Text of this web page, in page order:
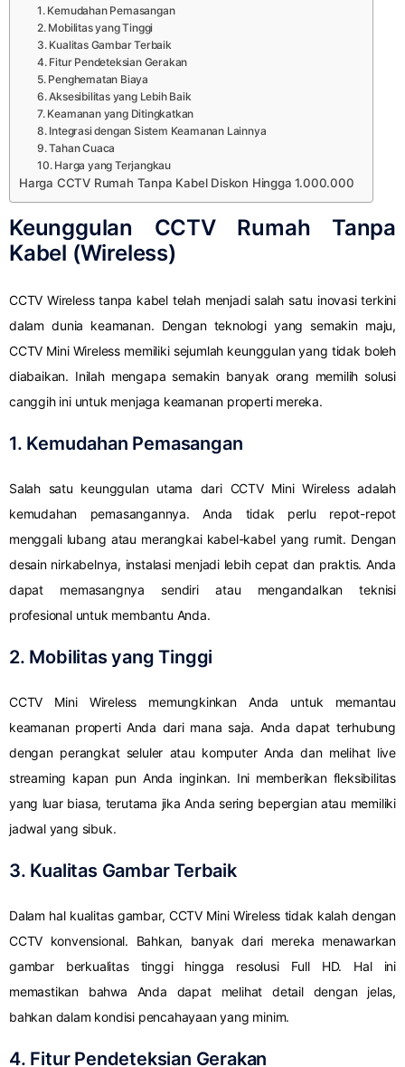
1. Kemudahan Pemasangan
2. Mobilitas yang Tinggi
3. Kualitas Gambar Terbaik
4. Fitur Pendeteksian Gerakan
5. Penghematan Biaya
6. Aksesibilitas yang Lebih Baik
7. Keamanan yang Ditingkatkan
8. Integrasi dengan Sistem Keamanan Lainnya
9. Tahan Cuaca
10. Harga yang Terjangkau
Harga CCTV Rumah Tanpa Kabel Diskon Hingga 1.000.000
Keunggulan CCTV Rumah Tanpa
Kabel (Wireless)
CCTV Wireless tanpa kabel telah menjadi salah satu inovasi terkini
dalam dunia keamanan. Dengan teknologi yang semakin maju,
CCTV Mini Wireless memiliki sejumlah keunggulan yang tidak boleh
diabaikan. Inilah mengapa semakin banyak orang memilih solusi
canggih ini untuk menjaga keamanan properti mereka.
1. Kemudahan Pemasangan
Salah satu keunggulan utama dari CCTV Mini Wireless adalah
kemudahan pemasangannya. Anda tidak perlu repot-repot
menggali lubang atau merangkai kabel-kabel yang rumit. Dengan
desain nirkabelnya, instalasi menjadi lebih cepat dan praktis. Anda
dapat memasangnya sendiri atau mengandalkan teknisi
profesional untuk membantu Anda.
2. Mobilitas yang Tinggi
CCTV Mini Wireless memungkinkan Anda untuk memantau
keamanan properti Anda dari mana saja. Anda dapat terhubung
dengan perangkat seluler atau komputer Anda dan melihat live
streaming kapan pun Anda inginkan. Ini memberikan fleksibilitas
yang luar biasa, terutama jika Anda sering bepergian atau memiliki
jadwal yang sibuk.
3. Kualitas Gambar Terbaik
Dalam hal kualitas gambar, CCTV Mini Wireless tidak kalah dengan
CCTV konvensional. Bahkan, banyak dari mereka menawarkan
gambar berkualitas tinggi hingga resolusi Full HD. Hal ini
memastikan bahwa Anda dapat melihat detail dengan jelas,
bahkan dalam kondisi pencahayaan yang minim.
4. Fitur Pendeteksian Gerakan